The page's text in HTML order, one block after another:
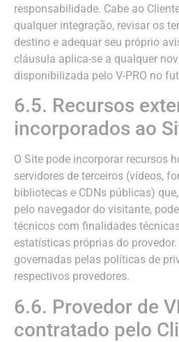
responsabilidade. Cabe ao
qualquer integração, revisar os
destino e adequar seu próprio
cláusula aplica-se a qualquer
disponibilizada pelo V-PRO no
6.5. Recursos
incorporados ao
O Site pode incorporar recursos
servidores de terceiros (vídeos,
bibliotecas e CDNs públicas)
pelo navegador do visitante,
técnicos com finalidades
estatísticas próprias do
governadas pelas políticas de
respectivos provedores.
6.6. Provedor de
contratado pelo